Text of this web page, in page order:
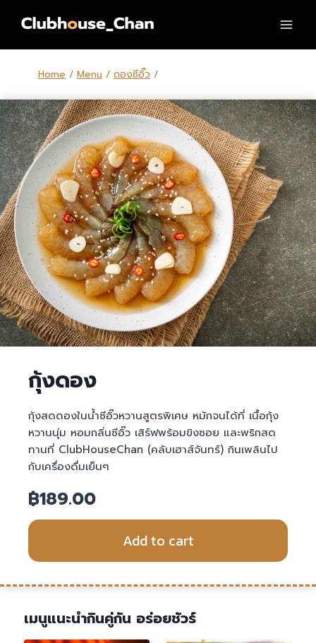
Home / Menu / ดองซีอิ๊ว /
กุ้งดอง
กุ้งสดดองในน้ำซีอิ๊วหวานสูตรพิเศษ หมักจนได้ที่ เนื้อกุ้ง
หวานนุ่ม หอมกลิ่นซีอิ๊ว เสิร์ฟพร้อมขิงซอย และพริกสด
ทานที่ ClubHouseChan (คลับเฮาส์จันทร์) กินเพลินไป
กับเครื่องดื่มเย็นๆ
฿189.00
Add to cart
เมนูแนะนำกินคู่กัน อร่อยชัวร์